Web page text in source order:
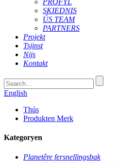
PROFYL
SKIEDNIS
ÚS TEAM
PARTNERS
Projekt
Tsjinst
Nijs
Kontakt
English
Thús
Produkten Merk
Kategoryen
Planetêre fersnellingsbak